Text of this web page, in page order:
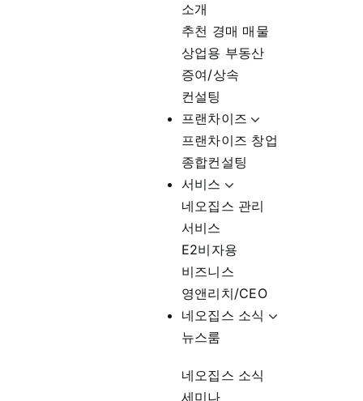
소개
추천 경매 매물
상업용 부동산
증여/상속
컨설팅
프랜차이즈
프랜차이즈 창업
종합컨설팅
서비스
네오집스 관리
서비스
E2비자용
비즈니스
영앤리치/CEO
네오집스 소식
뉴스룸
네오집스 소식
세미나